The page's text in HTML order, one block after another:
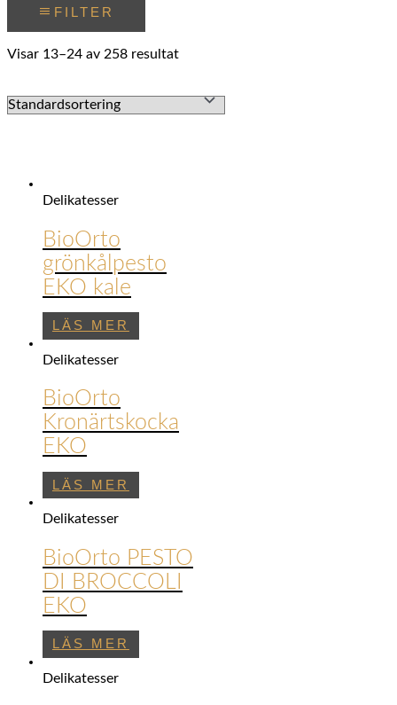
FILTER
Visar 13–24 av 258 resultat
Delikatesser
BioOrto
grönkålpesto
EKO kale
LÄS MER
Delikatesser
BioOrto
Kronärtskocka
EKO
LÄS MER
Delikatesser
BioOrto PESTO
DI BROCCOLI
EKO
LÄS MER
Delikatesser